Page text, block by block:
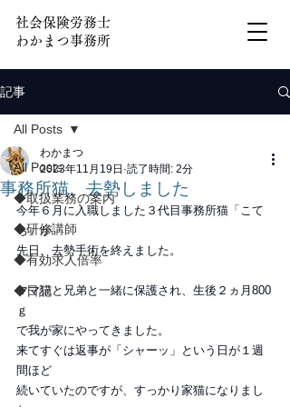
社会保険労務士
わかまつ事務所
記事
All Posts
◆取扱業務の案内
◆研修講師
◆有効求人倍率
◆日記
All Posts
事務所猫、去勢しました
わかまつ
2023年11月19日 読了時間: 2分
今年６月に入職しました３代目事務所猫「こて
ち」が
先日、去勢手術を終えました。
ママ猫と兄弟と一緒に保護され、生後２ヵ月800
ｇ
で我が家にやってきました。
来てすぐは返事が「シャーッ」という日が１週
間ほど
続いていたのですが、すっかり家猫になりまし